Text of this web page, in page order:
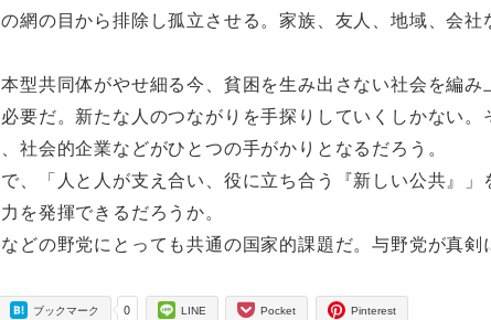
網の目から排除し孤立させる。家族、友人、地域、会社
型共同体がやせ細る今、貧困を生み出さない社会を編み
要だ。新たな人のつながりを手探りしていくしかない
社会的企業などがひとつの手がかりとなるだろう。
、「人と人が支え合い、役に立ち合う『新しい公共』」
を発揮できるだろうか。
どの野党にとっても共通の国家的課題だ。与野党が真剣
0
ブックマーク LINE Pocket Pinterest